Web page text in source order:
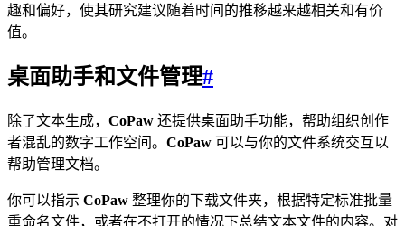
趣和偏好，使其研究建议随着时间的推移越来越相关和有价
值。
桌面助手和文件管理#
除了文本生成， CoPaw 还提供桌面助手功能，帮助组织创作
者混乱的数字工作空间。 CoPaw 可以与你的文件系统交互以
帮助管理文档。
你可以指示 CoPaw 整理你的下载文件夹，根据特定标准批量
重命名文件，或者在不打开的情况下总结文本文件的内容。对